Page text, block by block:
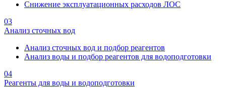
Снижение эксплуатационных расходов ЛОС
03
Анализ сточных вод
Анализ сточных вод и подбор реагентов
Анализ воды и подбор реагентов для водоподготовки
04
Реагенты для воды и водоподготовки